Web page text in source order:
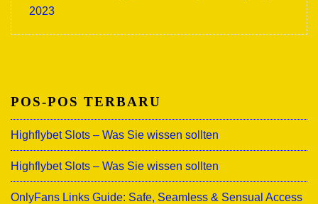
2023
POS-POS TERBARU
Highflybet Slots – Was Sie wissen sollten
Highflybet Slots – Was Sie wissen sollten
OnlyFans Links Guide: Safe, Seamless & Sensual Access